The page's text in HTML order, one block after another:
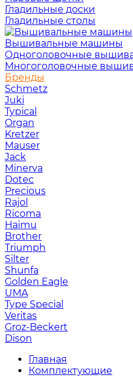
Гладильные доски
Гладильные столы
Вышивальные машины
Одноголовочные
Многоголовочные
Бренды
Schmetz
Juki
Typical
Organ
Kretzer
Mauser
Jack
Minerva
Dotec
Precious
Rajol
Ricoma
Haimu
Brother
Triumph
Silter
Shunfa
Golden Eagle
UMA
Type Special
Veritas
Groz-Beckert
Dison
Главная
Комплектующие